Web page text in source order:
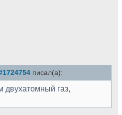
писал(а):
двухатомный газ,